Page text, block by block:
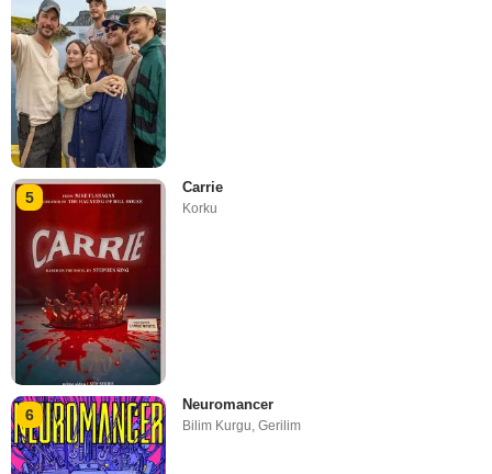
5
Carrie
Korku
6
Neuromancer
Bilim Kurgu,Gerilim